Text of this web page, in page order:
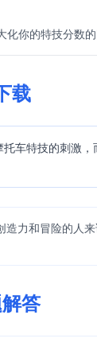
你的特技分数
载
车特技的刺激
力和冒险的人
答